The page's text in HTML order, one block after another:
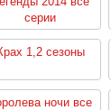
серии
1,2 сезоны
ночи все